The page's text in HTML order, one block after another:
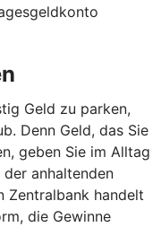
Geld zu parken,
Denn Geld, das Sie
geben Sie im Alltag
anhaltenden
Zentralbank handelt
die Gewinne